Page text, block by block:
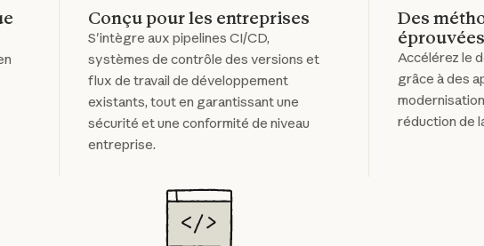
Conçu pour les entreprises
S'intègre aux pipelines CI/CD,
systèmes de contrôle des versions et
flux de travail de développement
existants, tout en garantissant une
sécurité et une conformité de niveau
entreprise.
Des
éprouvées
Accélérez le
grâce à des
réduction de